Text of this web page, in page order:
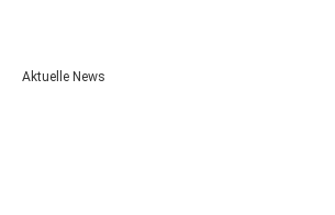
Aktuelle News